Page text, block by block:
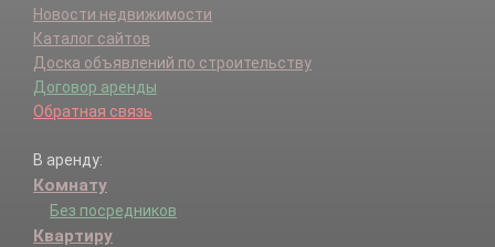
Новости недвижимости
Каталог сайтов
Доска объявлений по строительству
Договор аренды
Обратная связь
В аренду:
Комнату
Без посредников
Квартиру